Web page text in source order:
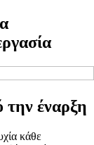
την έναρξη
κάθε